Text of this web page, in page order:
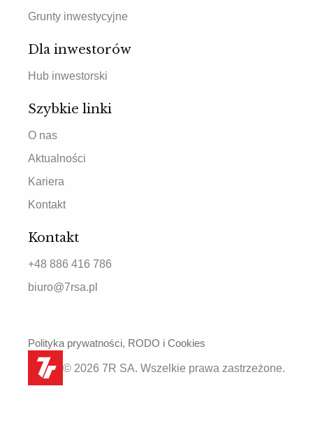
Grunty inwestycyjne
Dla inwestorów
Hub inwestorski
Szybkie linki
O nas
Aktualności
Kariera
Kontakt
Kontakt
+48 886 416 786
biuro@7rsa.pl
© 2026 7R SA. Wszelkie prawa zastrzeżone.
Polityka prywatności, RODO i Cookies